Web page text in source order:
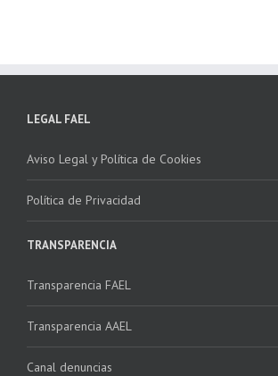
LEGAL FAEL
Aviso Legal y Política de Cookies
Política de Privacidad
TRANSPARENCIA
Transparencia FAEL
Transparencia AAEL
Canal denuncias